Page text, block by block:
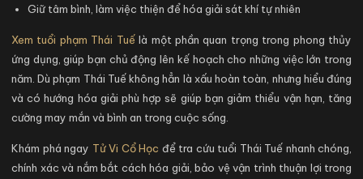
Giữ tâm bình, làm việc thiện để hóa giải sát khí tự nhiên
Xem tuổi phạm Thái Tuếlà một phần quan trọng trong phong thủy
ứng dụng, giúp bạn chủ động lên kế hoạch cho những việc lớn trong
năm. Dù phạm Thái Tuế không hẳn là xấu hoàn toàn, nhưng hiểu đúng
và có hướng hóa giải phù hợp sẽ giúp bạn giảm thiểu vận hạn, tăng
cường may mắn và bình an trong cuộc sống.
Khám phá ngay Tử Vi Cổ Học để tra cứu tuổi Thái Tuế nhanh chóng,
chính xác và nắm bắt cách hóa giải, bảo vệ vận trình thuận lợi trong